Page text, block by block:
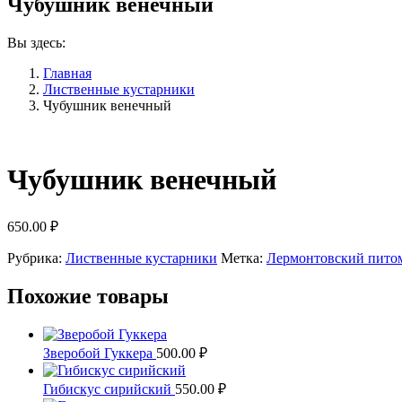
Вы здесь:
Главная
Лиственные кустарники
Чубушник венечный
Чубушник венечный
650.00 ₽
Рубрика: Лиственные кустарники Метка: Лермонтовский
Похожие товары
Зверобой Гуккера 500.00 ₽
Гибискус сирийский 550.00 ₽